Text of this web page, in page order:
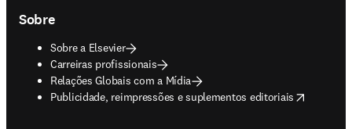
Sobre
Sobre a Elsevier
Carreiras profissionais
Relações Globais com a Mídia
Publicidade, reimpressões e suplementos editoriais
opens in new tab/window